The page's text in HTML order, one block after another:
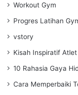
Workout Gym
Progres Latihan
vstory
Kisah Inspiratif Atlet
10 Rahasia Gaya
Cara Memperbaiki